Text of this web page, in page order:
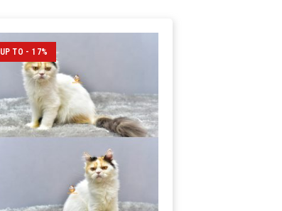
UP TO - 17%